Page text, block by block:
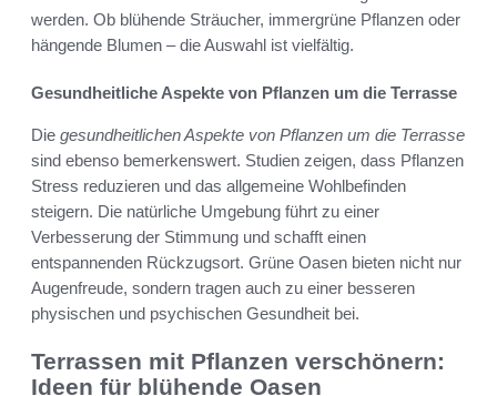
werden. Ob blühende Sträucher, immergrüne Pflanzen oder
hängende Blumen – die Auswahl ist vielfältig.
Gesundheitliche Aspekte von Pflanzen um die Terrasse
Die gesundheitlichen Aspekte von Pflanzen um die Terrasse
sind ebenso bemerkenswert. Studien zeigen, dass Pflanzen
Stress reduzieren und das allgemeine Wohlbefinden
steigern. Die natürliche Umgebung führt zu einer
Verbesserung der Stimmung und schafft einen
entspannenden Rückzugsort. Grüne Oasen bieten nicht nur
Augenfreude, sondern tragen auch zu einer besseren
physischen und psychischen Gesundheit bei.
Terrassen mit Pflanzen verschönern:
Ideen für blühende Oasen